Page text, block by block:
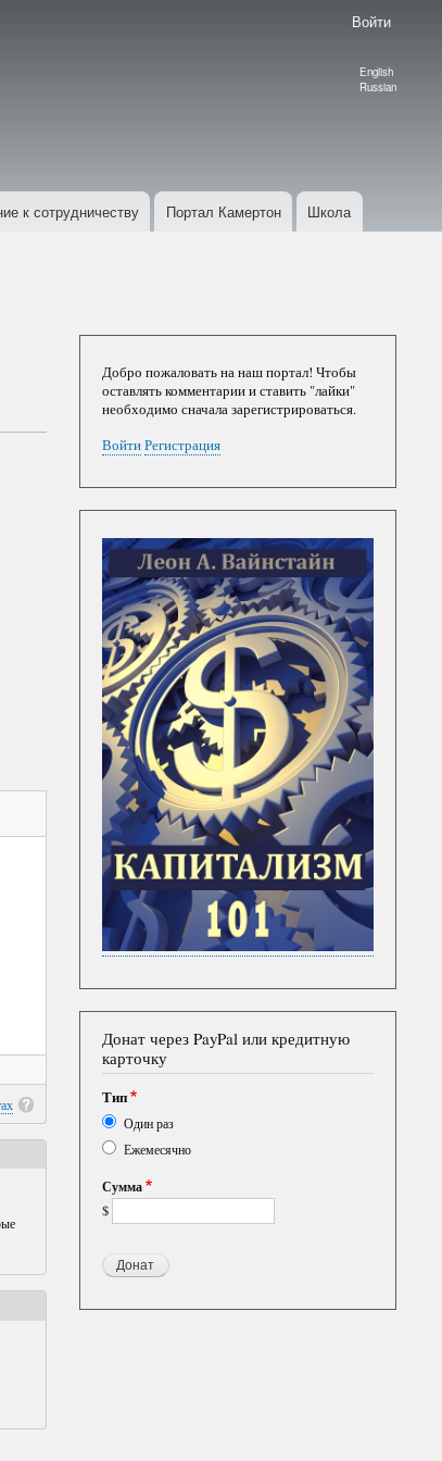
Войти
Language
English
Russian
к сотрудничеству Портал Камертон Школа
Добро пожаловать на наш портал! Чтобы
оставлять комментарии и ставить "лайки"
необходимо сначала зарегистрироваться.
Войти Регистрация
Донат через PayPal или кредитную
карточку
Тип
Один раз
Ежемесячно
Сумма
$